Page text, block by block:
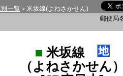
一覧 ＞米坂線(よねさかせん)
郵便局
■ 米坂線
（よねさかせん）